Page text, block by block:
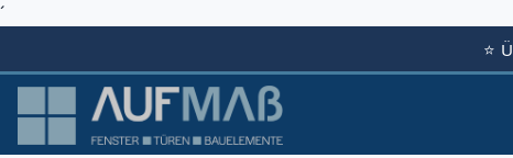
´
⭐